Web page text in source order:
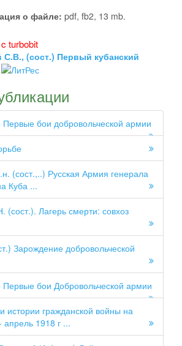
о файле: pdf, fb2, 13 mb.
turbobit
С.В., (сост.) Первый кубанский
бои добровольческой армии
(сост.,..) Русская Армия генерала
Куба ...
(сост.). Лагерь смерти: совхоз
Зарождение добровольческой
бои Добровольческой армии
истории гражданской войны на
1918 г ...